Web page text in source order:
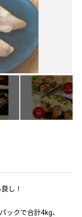
し！
ックで合計4kg、